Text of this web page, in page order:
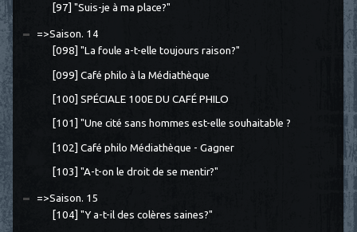
[97] "Suis-je à ma place?"
=>Saison. 14
[098] "La foule a-t-elle toujours raison?"
[099] Café philo à la Médiathèque
[100] SPÉCIALE 100E DU CAFÉ PHILO
[101] "Une cité sans hommes est-elle souhaitable ?
[102] Café philo Médiathèque - Gagner
[103] "A-t-on le droit de se mentir?"
=>Saison. 15
[104] "Y a-t-il des colères saines?"